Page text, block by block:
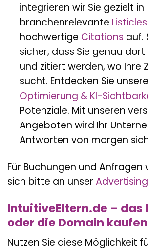
integrieren wir Sie gezielt in
branchenrelevante Listicles
hochwertige Citations auf.
sicher, dass Sie genau
und zitiert werden, wo Ihre
sucht. Entdecken Sie unsere
Optimierung & KI-
Potenziale. Mit unseren
Angeboten wird Ihr
Antworten von morgen
Für Buchungen und Anfragen
sich bitte an unser
IntuitiveEltern.de – das
oder die Domain kaufen
Nutzen Sie diese Möglichkeit